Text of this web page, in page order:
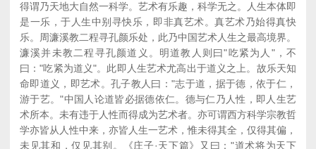
得谓乃天地大自然一科学。艺术有乐趣，科学无之。人生本体即
是一乐，于人生中别寻快乐，即非真艺术。真艺术乃始得真快
乐。周濂溪教二程寻孔颜乐处，此乃中国艺术人生之最高境界。
濂溪并未教二程寻孔颜道义。明道教人则曰"吃紧为人"，不
曰："吃紧为道义"。此即人生艺术尤高出于道义之上。故乐天知
命即道义，即艺术。孔子教人曰："志于道，据于德，依于仁，
游于艺。"中国人论道皆必据德依仁。德与仁乃人性，即人生艺
术所本。未有违于人性而得成为艺术者。亦可谓西方科学宗教哲
学亦皆从人性中来，亦皆人生一艺术，惟未得其全，仅得其偏，
未见其和，仅见其别。《庄子·天下篇》又曰："道术将为天下